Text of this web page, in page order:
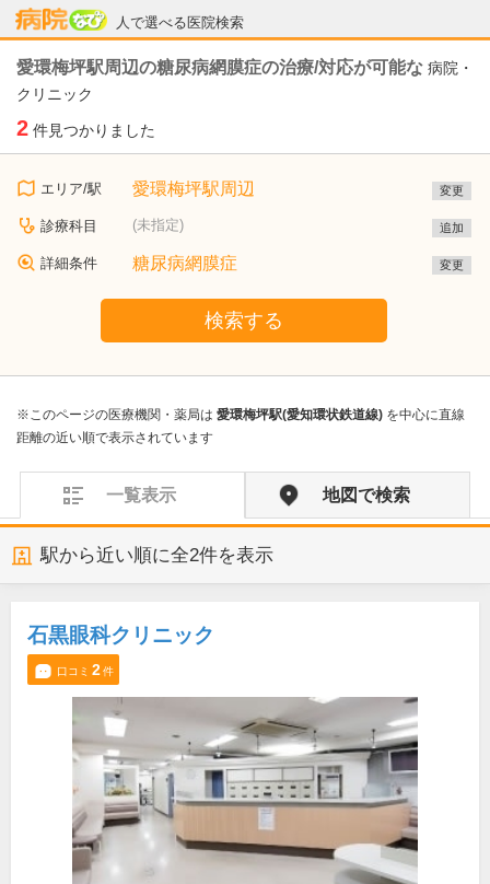
人で選べる医院検索
病院なび
愛環梅坪駅周辺の糖尿病網膜症の治療/対応が可能な 病院・
クリニック
2 件見つかりました
エリア/駅 愛環梅坪駅周辺 変更
診療科目 (未指定) 追加
詳細条件 糖尿病網膜症 変更
検索する
※このページの医療機関・薬局は 愛環梅坪駅(愛知環状鉄道線) を中心に直線
距離の近い順で表示されています
一覧表示 地図で検索
駅から近い順に全2件を表示
石黒眼科クリニック
口コミ 2件